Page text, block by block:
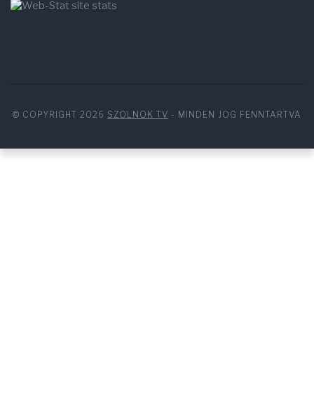
© COPYRIGHT 2026 SZOLNOK TV - MINDEN JOG FENNTARTVA